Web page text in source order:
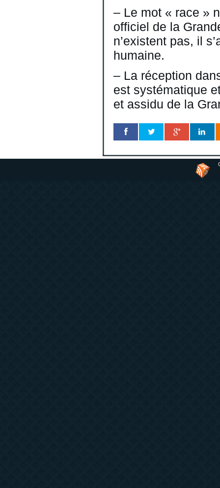
– Le mot « race »
officiel de la
n’existent pas, il
humaine.
– La réception
est systématique
et assidu de la